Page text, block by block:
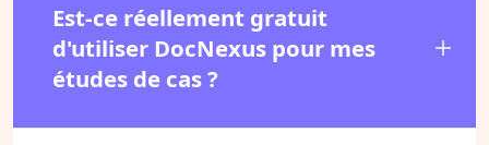
Est-ce réellement gratuit
d'utiliser DocNexus pour mes
études de cas ?